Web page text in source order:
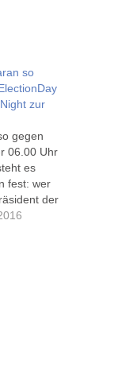
so
zur
gegen
06.00 Uhr
es
fest: wer
der
ich